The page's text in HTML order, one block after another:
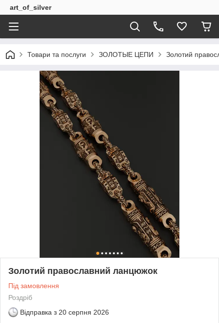
art_of_silver
Товари та послуги ЗОЛОТЫЕ ЦЕПИ Золотий
Золотий православний ланцюжок
Під замовлення
Роздріб
Відправка з 20 серпня 2026